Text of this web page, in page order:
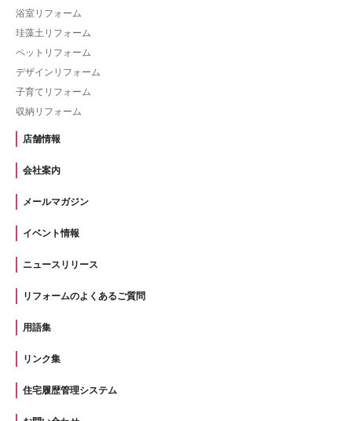
浴室リフォーム
珪藻土リフォーム
ペットリフォーム
デザインリフォーム
子育てリフォーム
収納リフォーム
店舗情報
会社案内
メールマガジン
イベント情報
ニュースリリース
リフォームのよくあるご質問
用語集
リンク集
住宅履歴管理システム